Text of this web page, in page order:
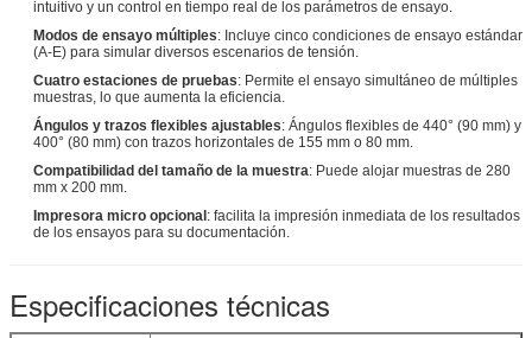
intuitivo y un control en tiempo real de los parámetros de ensayo.
Modos de ensayo múltiples: Incluye cinco condiciones de ensayo estándar
(A-E) para simular diversos escenarios de tensión.
Cuatro estaciones de pruebas: Permite el ensayo simultáneo de múltiples
muestras, lo que aumenta la eficiencia.
Ángulos y trazos flexibles ajustables: Ángulos flexibles de 440° (90 mm) y
400° (80 mm) con trazos horizontales de 155 mm o 80 mm.
Compatibilidad del tamaño de la muestra: Puede alojar muestras de 280
mm x 200 mm.
Impresora micro opcional: facilita la impresión inmediata de los resultados
de los ensayos para su documentación.
Especificaciones técnicas